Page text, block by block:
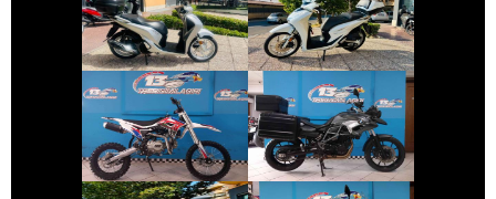
HONDA SH HONDA SH
ALTRA-MARCA
ALTRO-
MODELLO
€ 1.700 €
BMW SERIE-F-GS
€ 6.390 €
€ 7.990 € € 3.690 €